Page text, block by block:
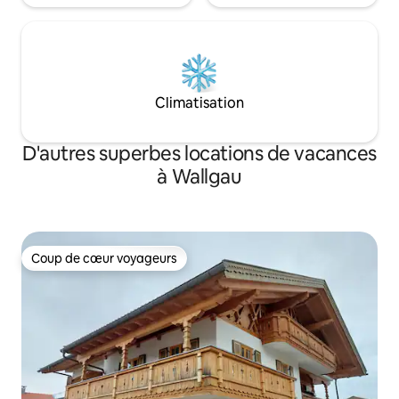
Climatisation
D'autres superbes locations de vacances
à Wallgau
Coup de cœur voyageurs
Coup de cœur voyageurs